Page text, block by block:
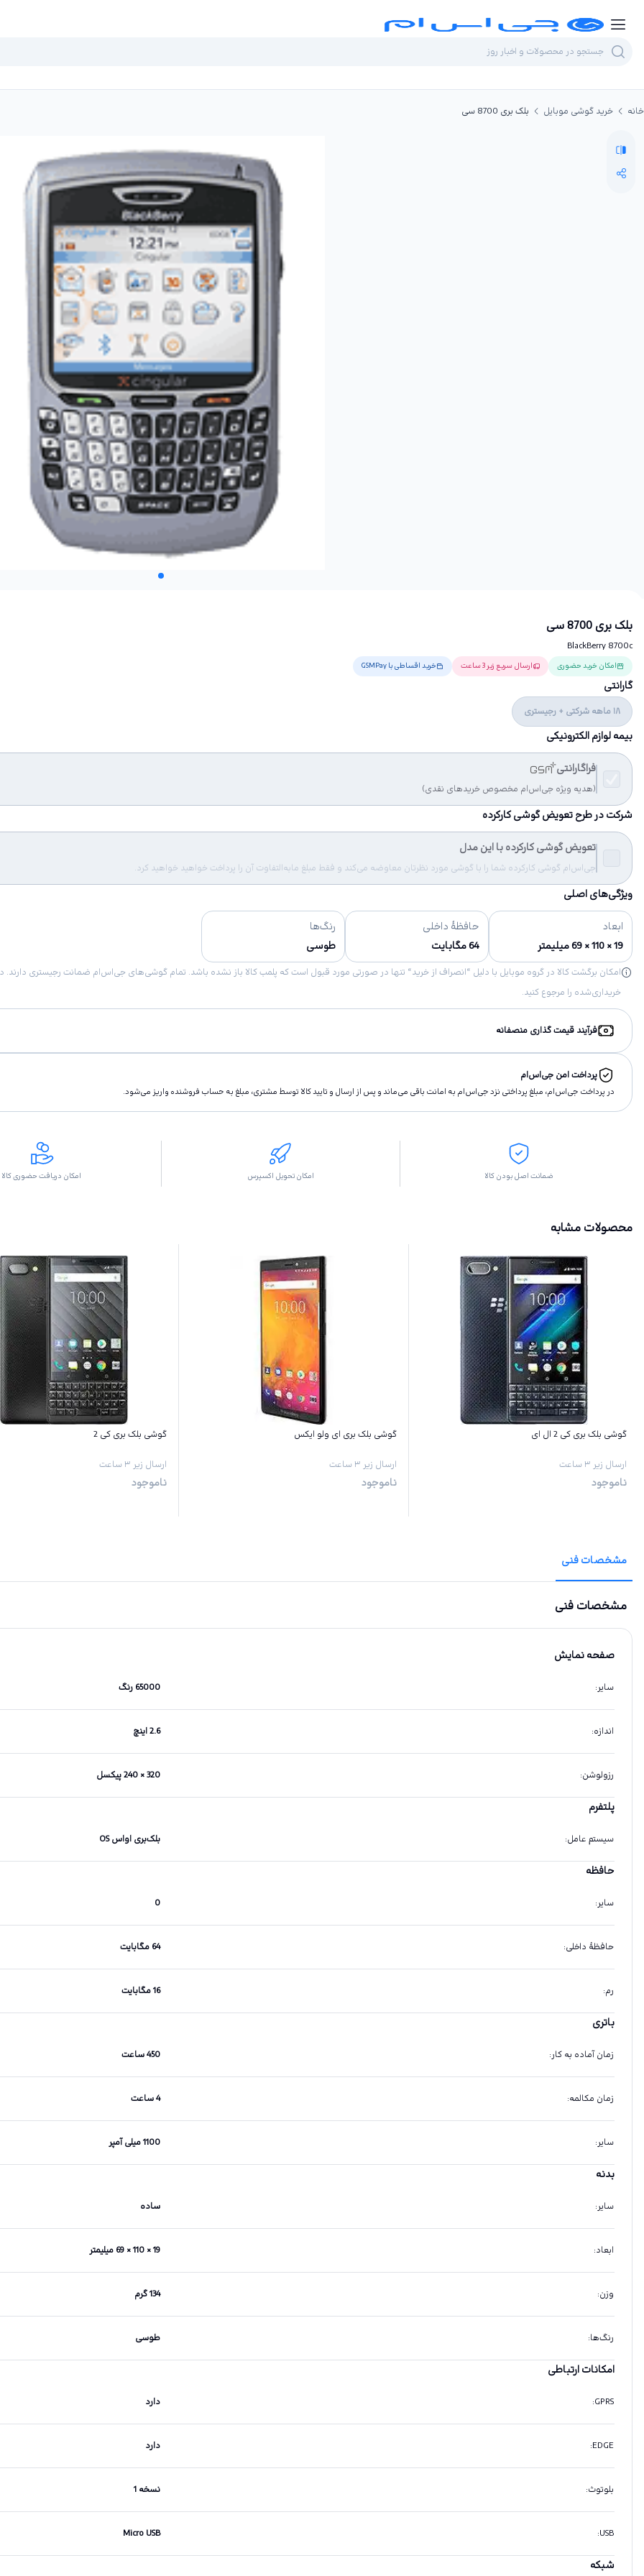
خانه خرید گوشی موبایل بلک بری 8700 سی
بلک بری 8700 سی
BlackBerry 8700c
امکان خرید حضوری ارسال سریع زیر 3 ساعت خرید اقساطی با GSMPay
گارانتی
18 ماهه شرکتی + رجیستری
بیمه لوازم الکترونیکی
فراگارانتی
(هدیه ویژه جی‌اس‌ام مخصوص خریدهای نقدی)
شرکت در طرح تعویض گوشی کارکرده
تعویض گوشی کارکرده با این مدل
جی‌اس‌ام گوشی کارکرده شما را با گوشی مورد نظرتان معاوضه می‌کند و فقط مبلغ مابه‌التفاوت آن را پرداخت خواهید خواهید کرد.
ویژگی‌های اصلی
ابعاد
19 × 110 × 69 میلیمتر
حافظهٔ داخلی
64 مگابایت
رنگ‌ها
طوسی
خریداری‌شده را مرجوع کنید.
فرآیند قیمت گذاری منصفانه
پرداخت امن جی‌اس‌ام
در پرداخت جی‌اس‌ام، مبلغ پرداختى نزد جی‌اس‌ام به امانت باقى مى‌ماند و پس از ارسال و تاييد كالا توسط مشتری، مبلغ به حساب فروشنده واريز مى‌شود.
ضمانت اصل بودن کالا امکان تحویل اکسپرس امکان دریافت حضوری کالا
محصولات مشابه
گوشی بلک بری کی 2 ال ای
ارسال زیر ۳ ساعت
ناموجود
گوشی بلک بری ای ولو ایکس
ارسال زیر ۳ ساعت
ناموجود
گوشی بلک بری کی 2
ارسال زیر ۳ ساعت
ناموجود
مشخصات فنی
مشخصات فنی
صفحه نمایش
سایر: 65000 رنگ
اندازه: 2.6 اینچ
رزولوشن: 320 × 240 پیکسل
پلتفرم
سیستم عامل: بلک‌بری او‌اس OS
حافظه
سایر:
0
حافظهٔ داخلی: 64 مگابایت
رم: 16 مگابایت
باتری
زمان آماده به کار: 450 ساعت
زمان مکالمه: 4 ساعت
سایر: 1100 میلی آمپر
بدنه
سایر: ساده
ابعاد: 19 × 110 × 69 میلیمتر
وزن: 134 گرم
رنگ‌ها: طوسی
امکانات ارتباطی
GPRS
: دارد
EDGE
: دارد
بلوتوث: نسخه 1
USB
:
Micro USB
شبکه